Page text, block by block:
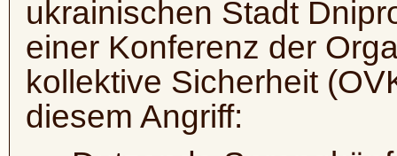
ukrainischen Stadt
einer Konferenz der
kollektive Sicherheit
diesem Angriff: